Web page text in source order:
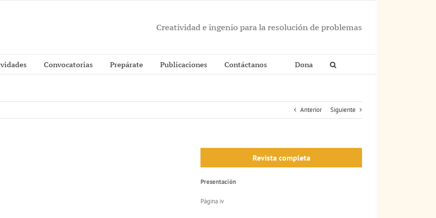
Creatividad e ingenio para la resolución de problemas
Convocatorias Prepárate Publicaciones Contáctanos Dona
Anterior Siguiente
Revista completa
Presentación
Página iv